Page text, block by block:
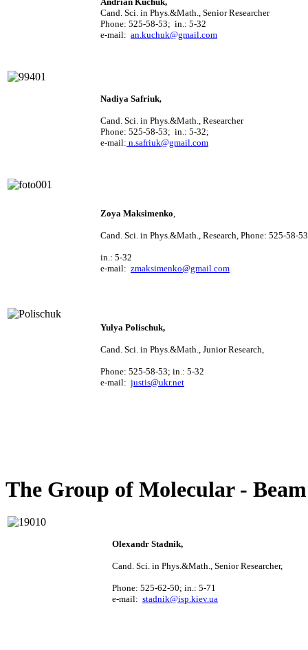
Cand. Sci. in Phys.&Math., Senior Researcher
Phone: 525-58-53; in.: 5-32
e-mail: an.kuchuk@gmail.com
Nadiya Safriuk,
Cand. Sci. in Phys.&Math., Researcher
Phone: 525-58-53; in.: 5-32;
e-mail: n.safriuk@gmail.com
Zoya Maksimenko,
Cand. Sci. in Phys.&Math., Research, Phone: 525-58-
in.: 5-32
e-mail: zmaksimenko@gmail.com
Yulya Polischuk,
Cand. Sci. in Phys.&Math., Junior Research,
Phone: 525-58-53; in.: 5-32
e-mail: justis@ukr.net
The Group of Molecular -
Olexandr Stadnik,
Cand. Sci. in Phys.&Math., Senior Researcher,
Phone: 525-62-50; in.: 5-71
e-mail: stadnik@isp.kiev.ua